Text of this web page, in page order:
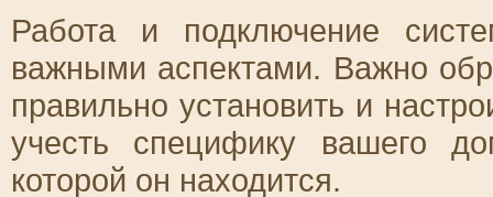
Работа и подключение
важными аспектами. Важно
правильно установить и
учесть специфику вашего
которой он находится.